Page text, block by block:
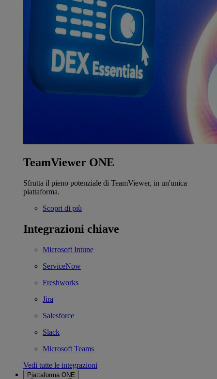
TeamViewer ONE
Sfrutta il pieno potenziale di TeamViewer, in un'unica
piattaforma.
Scopri di più
Integrazioni chiave
Microsoft Intune
ServiceNow
Freshworks
Jira
Salesforce
Slack
Microsoft Teams
Vedi tutte le integrazioni
Piattaforma ONE